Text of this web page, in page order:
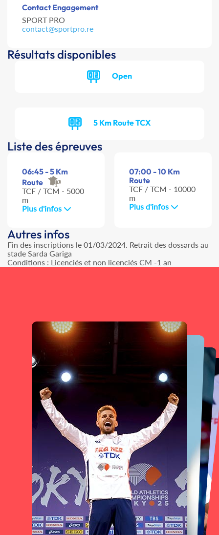
Contact Engagement
SPORT PRO
contact@sportpro.re
Résultats disponibles
Open
5 Km Route TCX
Liste des épreuves
06:45 - 5 Km
Route
TCF / TCM - 5000
m
Plus d'infos
07:00 - 10 Km
Route
TCF / TCM - 10000
m
Plus d'infos
Autres infos
Fin des inscriptions le 01/03/2024. Retrait des dossards au
stade Sarda Gariga
Conditions : Licenciés et non licenciés CM -1 an